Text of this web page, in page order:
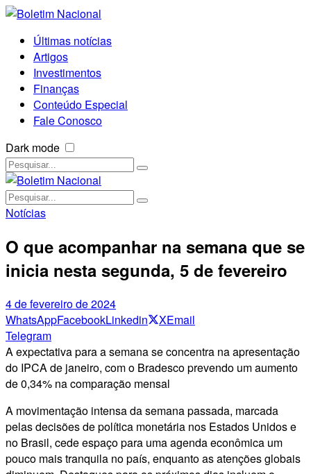
Últimas notícias
Artigos
Investimentos
Finanças
Conteúdo Especial
Fale Conosco
Dark mode
Notícias
O que acompanhar na semana que se
inicia nesta segunda, 5 de fevereiro
4 de fevereiro de 2024
WhatsAppFacebookLinkedin XEmail
Telegram
A expectativa para a semana se concentra na apresentação
do IPCA de janeiro, com o Bradesco prevendo um aumento
de 0,34% na comparação mensal
A movimentação intensa da semana passada, marcada
pelas decisões de política monetária nos Estados Unidos e
no Brasil, cede espaço para uma agenda econômica um
pouco mais tranquila no país, enquanto as atenções globais